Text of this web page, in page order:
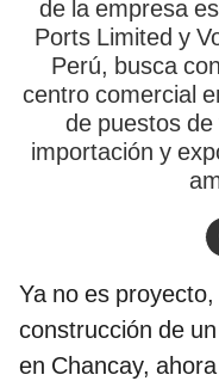
de la empresa
Ports Limited y
Perú, busca
centro comercial
de puestos
importación y
Ya no es
construcción de
en Chancay,